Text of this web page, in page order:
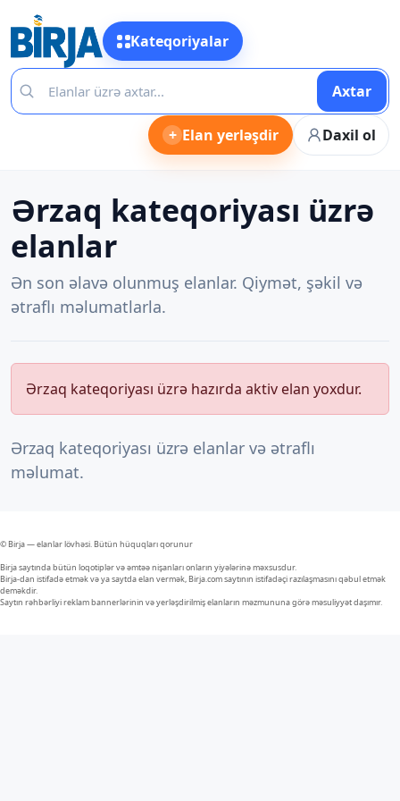
Kateqoriyalar
Axtar
+ Elan yerləşdir Daxil ol
Ərzaq kateqoriyası üzrə
elanlar
Ən son əlavə olunmuş elanlar. Qiymət, şəkil və
ətraflı məlumatlarla.
Ərzaq kateqoriyası üzrə hazırda aktiv elan yoxdur.
Ərzaq kateqoriyası üzrə elanlar və ətraflı
məlumat.
© Birja — elanlar lövhəsi. Bütün hüquqları qorunur
Birja saytında bütün loqotiplər və əmtəə nişanları onların yiyələrinə məxsusdur.
Birja-dan istifadə etmək və ya saytda elan vermək, Birja.com saytının istifadəçi razılaşmasını qəbul etmək
deməkdir.
Saytın rəhbərliyi reklam bannerlərinin və yerləşdirilmiş elanların məzmununa görə məsuliyyət daşımır.